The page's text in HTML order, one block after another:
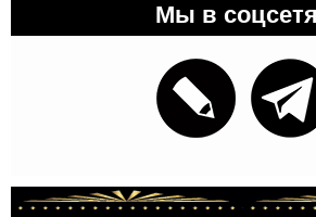
Мы в